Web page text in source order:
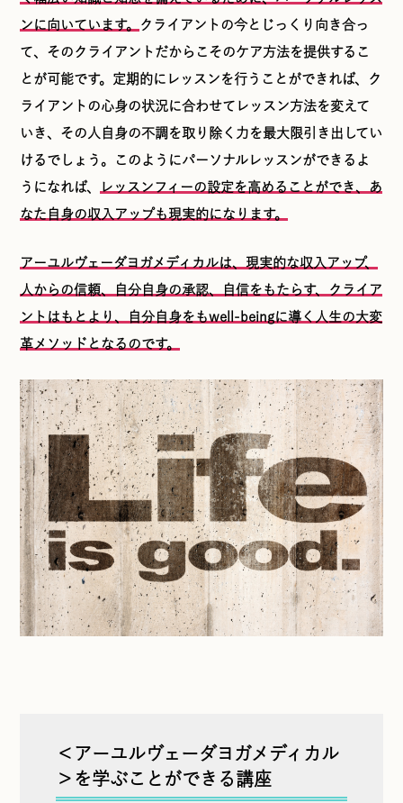
ンに向いています。
クライアントの今とじっくり向き合っ
て、そのクライアントだからこそのケア方法を提供するこ
とが可能です。定期的にレッスンを行うことができれば、ク
ライアントの心身の状況に合わせてレッスン方法を変えて
いき、その人自身の不調を取り除く力を最大限引き出してい
けるでしょう。このようにパーソナルレッスンができるよ
うになれば、
レッスンフィーの設定を高めることができ、あ
なた自身の収入アップも現実的になります。
アーユルヴェーダヨガメディカルは、現実的な収入アップ、
人からの信頼、自分自身の承認、自信をもたらす、クライア
ントはもとより、自分自身をもwell-beingに導く人生の大変
革メソッドとなるのです。
＜アーユルヴェーダヨガメディカル
＞を学ぶことができる講座